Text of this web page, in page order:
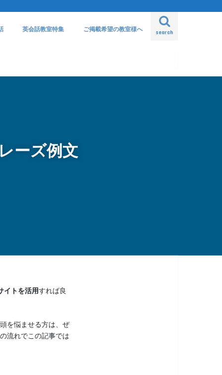
search
英会話教室特集 ご掲載希望の教室様へ
ーズ例文
イトを活用すれば良
を悩ませる方は、ぜ
流れでこの記事では